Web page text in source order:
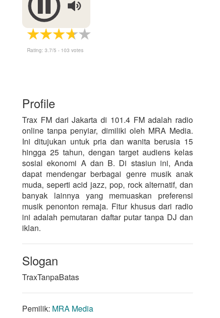
Rating: 3.7/5 - 103 votes
Profile
Trax FM dari Jakarta di 101.4 FM adalah radio
online tanpa penyiar, dimiliki oleh MRA Media.
Ini ditujukan untuk pria dan wanita berusia 15
hingga 25 tahun, dengan target audiens kelas
sosial ekonomi A dan B. Di stasiun ini, Anda
dapat mendengar berbagai genre musik anak
muda, seperti acid jazz, pop, rock alternatif, dan
banyak lainnya yang memuaskan preferensi
musik penonton remaja. Fitur khusus dari radio
ini adalah pemutaran daftar putar tanpa DJ dan
iklan.
Slogan
TraxTanpaBatas
Pemilik: MRA Media